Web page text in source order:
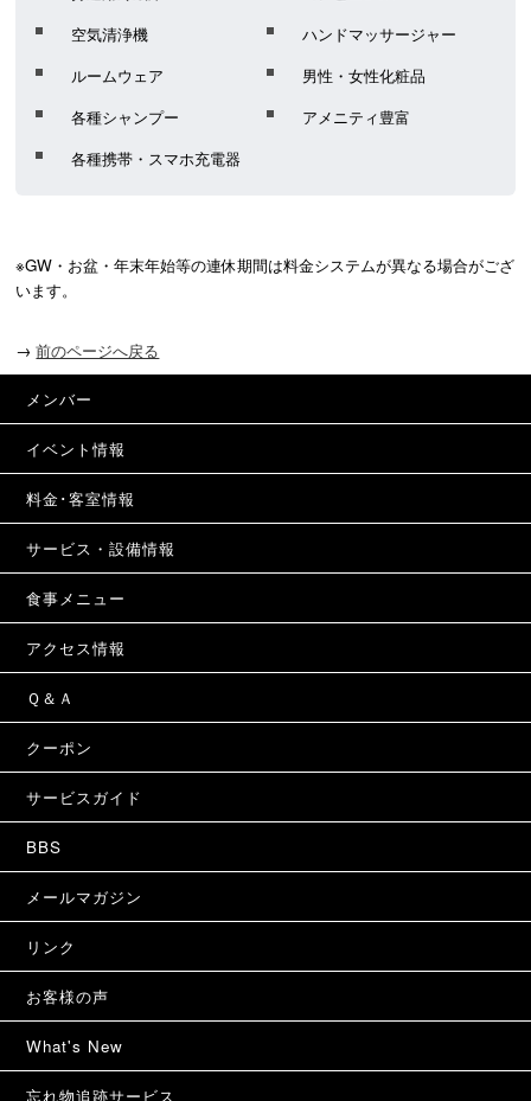
空気清浄機
ハンドマッサージャー
ルームウェア
男性・女性化粧品
各種シャンプー
アメニティ豊富
各種携帯・スマホ充電器
※GW・お盆・年末年始等の連休期間は料金システムが異なる場合がござ
います。
→ 前のページへ戻る
メンバー
イベント情報
料金･客室情報
サービス・設備情報
食事メニュー
アクセス情報
Ｑ＆Ａ
クーポン
サービスガイド
BBS
メールマガジン
リンク
お客様の声
What's New
忘れ物追跡サービス